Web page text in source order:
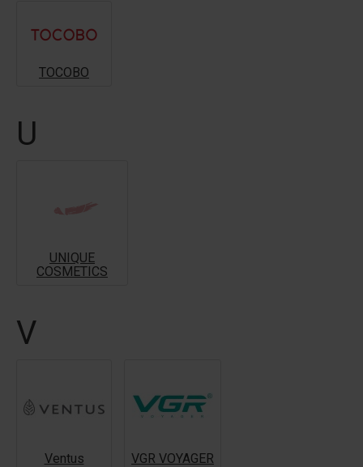
TOCOBO
U
UNIQUE
COSMETICS
V
Ventus VGR VOYAGER